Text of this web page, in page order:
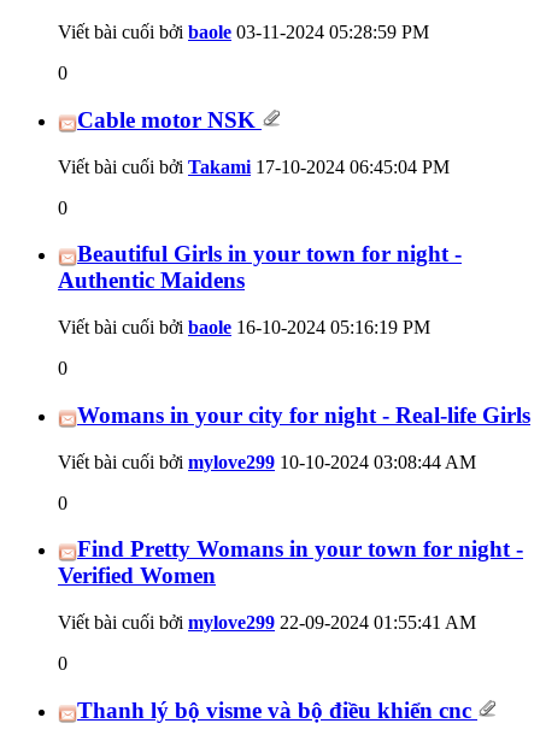
Viết bài cuối bởi baole 03-11-2024 05:28:59 PM
0
Cable motor NSK
Viết bài cuối bởi Takami 17-10-2024 06:45:04 PM
0
Beautiful Girls in your town for night -
Authentic Maidens
Viết bài cuối bởi baole 16-10-2024 05:16:19 PM
0
Womans in your city for night - Real-life Girls
Viết bài cuối bởi mylove299 10-10-2024 03:08:44 AM
0
Find Pretty Womans in your town for night -
Verified Women
Viết bài cuối bởi mylove299 22-09-2024 01:55:41 AM
0
Thanh lý bộ visme và bộ điều khiển cnc